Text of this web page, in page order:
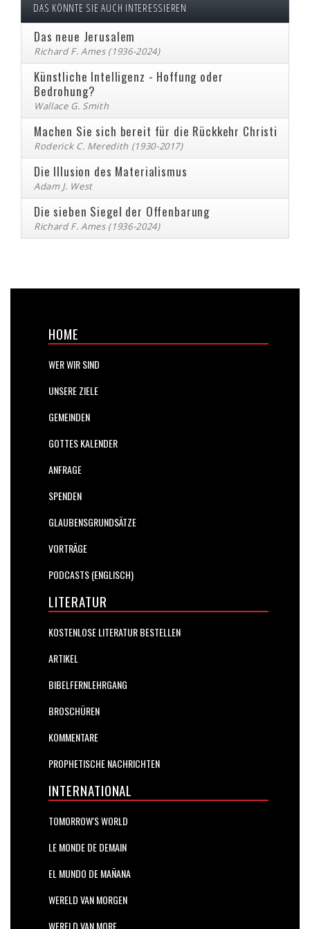
DAS KÖNNTE SIE AUCH INTERESSIEREN
Das neue Jerusalem
Richard F. Ames (1936-2024)
Künstliche Intelligenz - Hoffung oder
Bedrohung?
Wallace G. Smith
Machen Sie sich bereit für die Rückkehr Christi
Roderick C. Meredith (1930-2017)
Die Illusion des Materialismus
Adam J. West
Die sieben Siegel der Offenbarung
Richard F. Ames (1936-2024)
HOME
WER WIR SIND
UNSERE ZIELE
GEMEINDEN
GOTTES KALENDER
ANFRAGE
SPENDEN
GLAUBENSGRUNDSÄTZE
VORTRÄGE
PODCASTS (ENGLISCH)
LITERATUR
KOSTENLOSE LITERATUR BESTELLEN
ARTIKEL
BIBELFERNLEHRGANG
BROSCHÜREN
KOMMENTARE
PROPHETISCHE NACHRICHTEN
INTERNATIONAL
TOMORROW'S WORLD
LE MONDE DE DEMAIN
EL MUNDO DE MAÑANA
WERELD VAN MORGEN
WERELD VAN MORE